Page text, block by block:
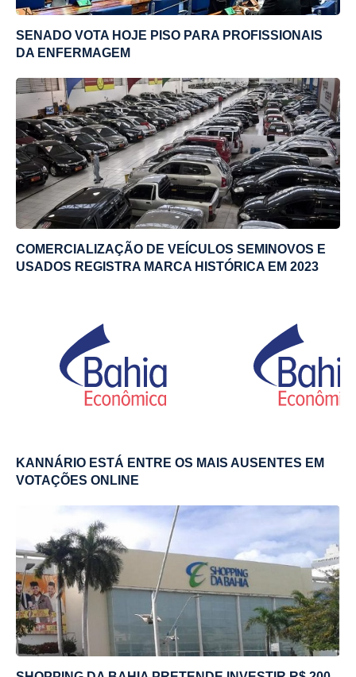
SENADO VOTA HOJE PISO PARA PROFISSIONAIS
DA ENFERMAGEM
COMERCIALIZAÇÃO DE VEÍCULOS SEMINOVOS E
USADOS REGISTRA MARCA HISTÓRICA EM 2023
KANNÁRIO ESTÁ ENTRE OS MAIS AUSENTES EM
VOTAÇÕES ONLINE